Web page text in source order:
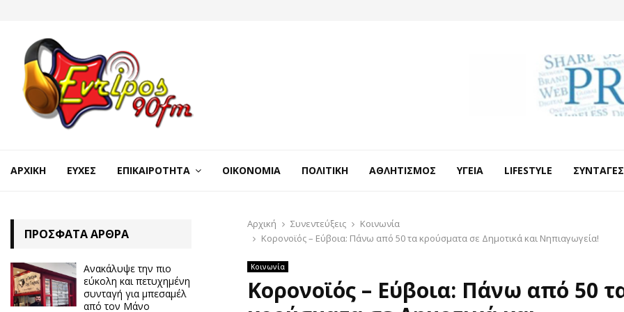
ΑΡΧΙΚΉ ΕΥΧΈΣ ΕΠΙΚΑΙΡΌΤΗΤΑ ΟΙΚΟΝΟΜΊΑ ΠΟΛΙΤΙΚΉ ΑΘΛΗΤΙΣΜΌΣ ΥΓΕΊΑ LIFESTYLE ΣΥΝΤΑΓΈΣ
Αρχική Συνεντεύξεις
Κοινωνία
Κορονοϊός – Εύβοια: Πάνω από 50 τα κρούσματα σε Δημοτικά και Νηπιαγωγεία!
Κοινωνία
Κορονοϊός – Εύβοια: Πάνω από 50
ΠΡΌΣΦΑΤΑ ΆΡΘΡΑ
Ανακάλυψε την πιο
εύκολη και πετυχημένη
συνταγή για μπεσαμέλ
από τον Μάνο